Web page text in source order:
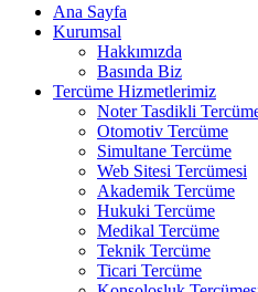
Ana Sayfa
Kurumsal
Hakkımızda
Basında Biz
Tercüme Hizmetlerimiz
Noter Tasdikli
Otomotiv Tercüme
Simultane Tercüme
Web Sitesi Tercümesi
Akademik Tercüme
Hukuki Tercüme
Medikal Tercüme
Teknik Tercüme
Ticari Tercüme